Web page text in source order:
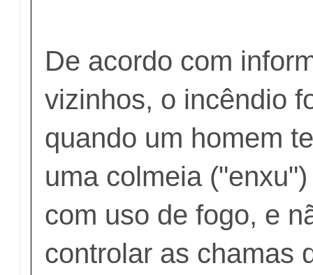
De acordo com
vizinhos, o incêndio
quando um homem
uma colmeia
com uso de fogo, e
controlar as chamas